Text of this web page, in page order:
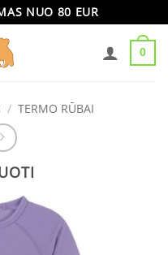
NUO 80 EUR
0
/ TERMO RŪBAI